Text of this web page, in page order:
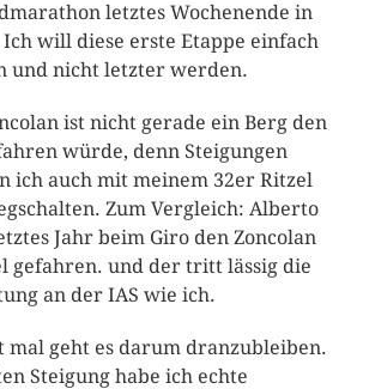
letztes Wochenende in
Ich will diese erste Etappe einfach
und nicht letzter werden.
ist nicht gerade ein Berg den
würde, denn Steigungen
ich auch mit meinem 32er Ritzel
Zum Vergleich: Alberto
Jahr beim Giro den Zoncolan
gefahren. und der tritt lässig die
an der IAS wie ich.
mal geht es darum dranzubleiben.
Steigung habe ich echte